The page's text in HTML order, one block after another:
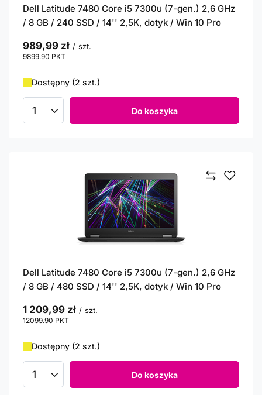
Dell Latitude 7480 Core i5 7300u (7-gen.) 2,6 GHz
/ 8 GB / 240 SSD / 14'' 2,5K, dotyk / Win 10 Pro
989,99 zł / szt.
9899.90 PKT
Dostępny (2 szt.)
Ilość produktów Do koszyka
Dell Latitude 7480 Core i5 7300u (7-gen.) 2,6 GHz
/ 8 GB / 480 SSD / 14'' 2,5K, dotyk / Win 10 Pro
1 209,99 zł / szt.
12099.90 PKT
Dostępny (2 szt.)
Ilość produktów Do koszyka